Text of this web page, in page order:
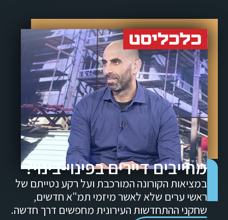
מחייבים דיירים בפינוי-בינוי?
במציאות הקורונה המורכבת ועל רקע נטייתם של
ראשי ערים שלא לאשר מיזמי תמ"א חדשים,
שחקני ההתחדשות העירונית מחפשים דרך חדשה.